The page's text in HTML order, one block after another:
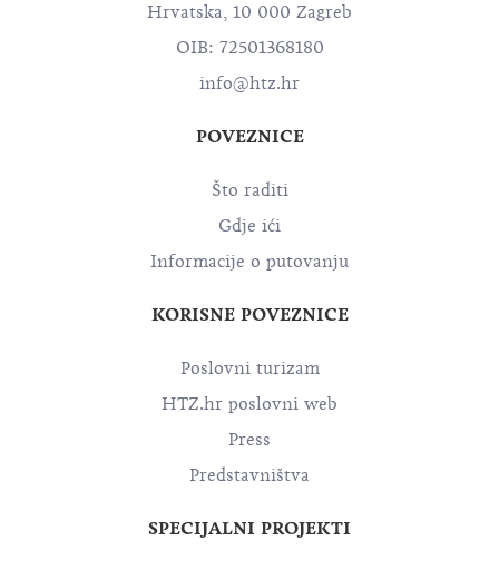
Hrvatska, 10 000 Zagreb
OIB: 72501368180
info@htz.hr
POVEZNICE
Što raditi
Gdje ići
Informacije o putovanju
KORISNE POVEZNICE
Poslovni turizam
HTZ.hr poslovni web
Press
Predstavništva
SPECIJALNI PROJEKTI